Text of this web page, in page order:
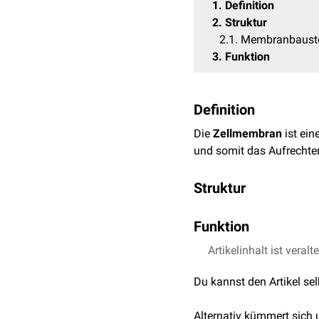
1
Definition
2 Struktur
2.1
3 Funktion
Definition
Die Zellmembran ist
und somit das
Struktur
die Membran zum
langkettige Fettsäuren
Funktion
Der lipophile Charakter
Membran passieren.
Artikelinhalt ist
Du kannst den Artikel
Alternativ kümmert sich